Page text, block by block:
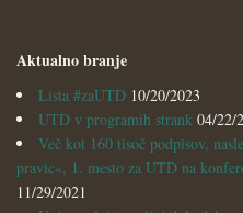
Aktualno branje
Lista #zaUTD 10/20/2023
UTD v programih strank 04/22/
Več kot 160 tisoč podpisov,
pravic«, 1. mesto za UTD na
11/29/2021